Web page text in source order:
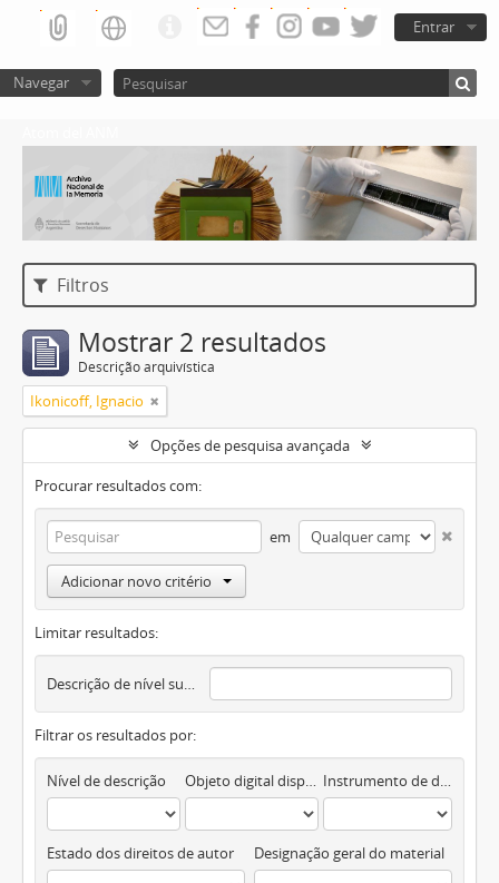
Entrar
Navegar
Filtros
Mostrar 2 resultados
Descrição arquivística
Ikonicoff, Ignacio
Opções de pesquisa avançada
Procurar resultados com:
em
Adicionar novo critério
Limitar resultados:
Descrição de nível superior
Filtrar os resultados por:
Nível de descrição Objeto digital disponível Instrumento de descrição documental
Estado dos direitos de autor Designação geral do material